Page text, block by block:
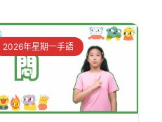
2026年星期一手語